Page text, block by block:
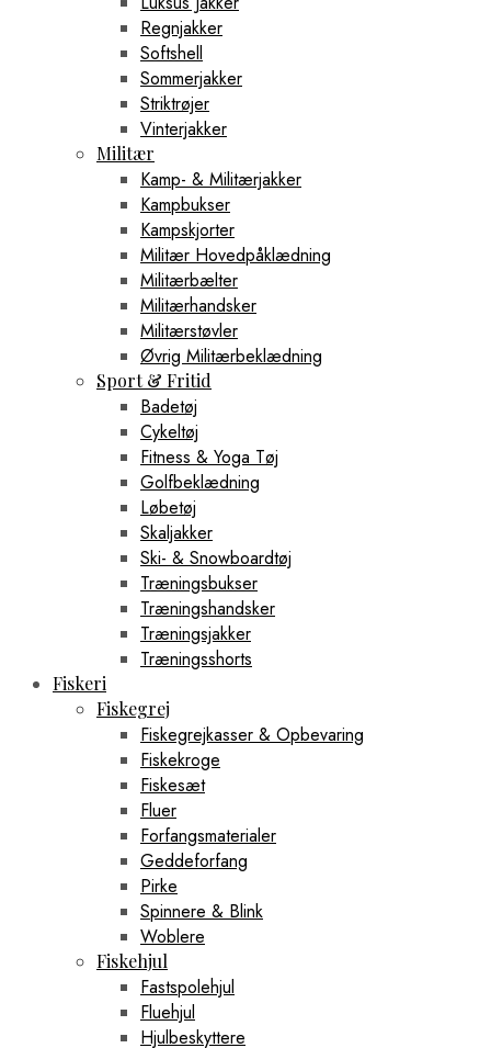
Regnjakker
Softshell
Sommerjakker
Striktrøjer
Vinterjakker
Militær
Kamp- & Militærjakker
Kampbukser
Kampskjorter
Militær Hovedpåklædning
Militærbælter
Militærhandsker
Militærstøvler
Øvrig Militærbeklædning
Sport & Fritid
Badetøj
Cykeltøj
Fitness & Yoga Tøj
Golfbeklædning
Løbetøj
Skaljakker
Ski- & Snowboardtøj
Træningsbukser
Træningshandsker
Træningsjakker
Træningsshorts
Fiskeri
Fiskegrej
Fiskegrejkasser & Opbevaring
Fiskekroge
Fiskesæt
Fluer
Forfangsmaterialer
Geddeforfang
Pirke
Spinnere & Blink
Woblere
Fiskehjul
Fastspolehjul
Fluehjul
Hjulbeskyttere